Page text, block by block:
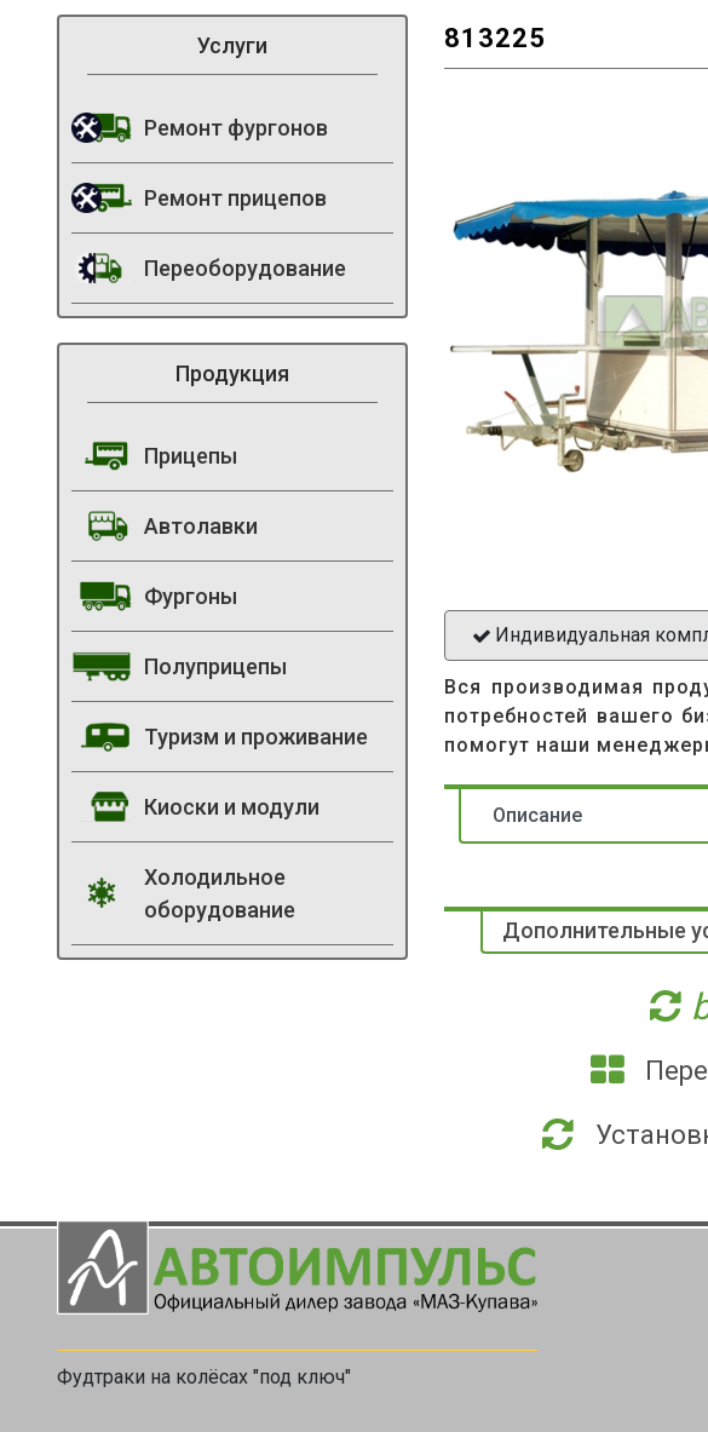
Услуги
Ремонт фургонов
Ремонт прицепов
Переоборудование
Продукция
Прицепы
Автолавки
Фургоны
Полуприцепы
Туризм и проживание
Киоски и модули
Холодильное
оборудование
813225
Индивидуальная
Вся производимая
потребностей вашего
помогут наши
Описание
Дополнительные
Фудтраки на колёсах "под ключ"